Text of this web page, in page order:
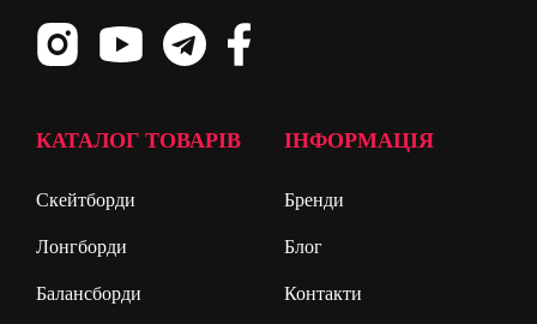
КАТАЛОГ ТОВАРІВ
Скейтборди
Лонгборди
Балансборди
ІНФОРМАЦІЯ
Бренди
Блог
Контакти